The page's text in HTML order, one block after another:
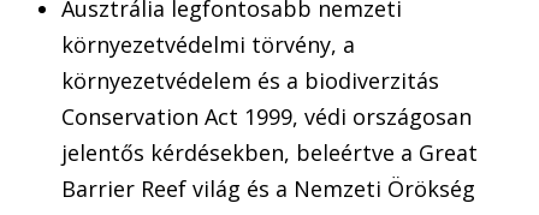
Ausztrália legfontosabb nemzeti
környezetvédelmi törvény, a
környezetvédelem és a biodiverzitás
Conservation Act 1999, védi országosan
jelentős kérdésekben, beleértve a Great
Barrier Reef világ és a Nemzeti Örökség